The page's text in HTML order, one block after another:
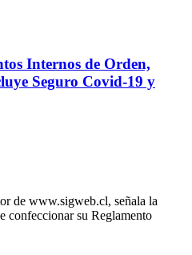
Internos de Orden,
Seguro Covid-19 y
de www.sigweb.cl, señala la
confeccionar su Reglamento